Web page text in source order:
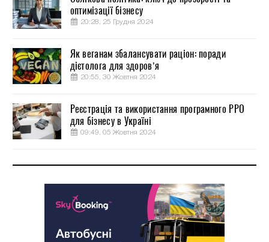
оптимізації бізнесу
20:28, 25 Грудня 2024
Як веганам збалансувати раціон: поради
дієтолога для здоров’я
20:55, 30 Жовтня 2024
Реєстрація та використання програмного РРО
для бізнесу в Україні
09:49, 05 Жовтня 2024